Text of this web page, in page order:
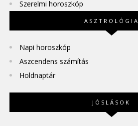
Szerelmi horoszkóp
ASZTROLÓGIA
Napi horoszkóp
Aszcendens számítás
Holdnaptár
JÓSLÁSOK